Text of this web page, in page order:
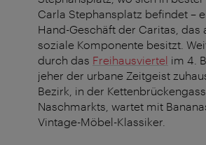
Carla Stephansplatz befindet –
Hand-Geschäft der Caritas, das
soziale Komponente besitzt.
durch das Freihausviertel im 4.
jeher der urbane Zeitgeist
Bezirk, in der
Naschmarkts, wartet mit
Vintage-Möbel-Klassiker.